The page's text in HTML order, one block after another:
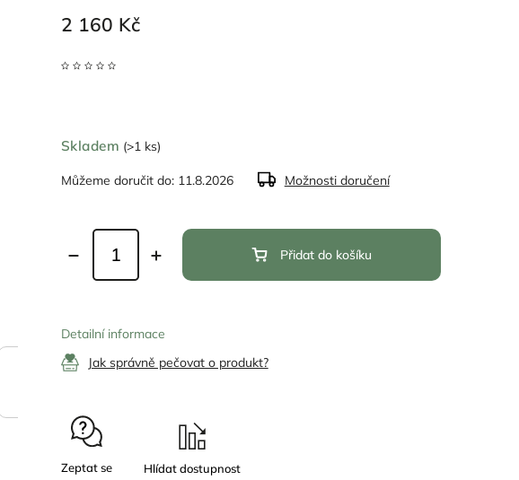
2 160 Kč
Skladem (>1 ks)
Můžeme doručit do: 11.8.2026 Možnosti doručení
Přidat do košíku
Detailní informace
Jak správně pečovat o produkt?
Zeptat se